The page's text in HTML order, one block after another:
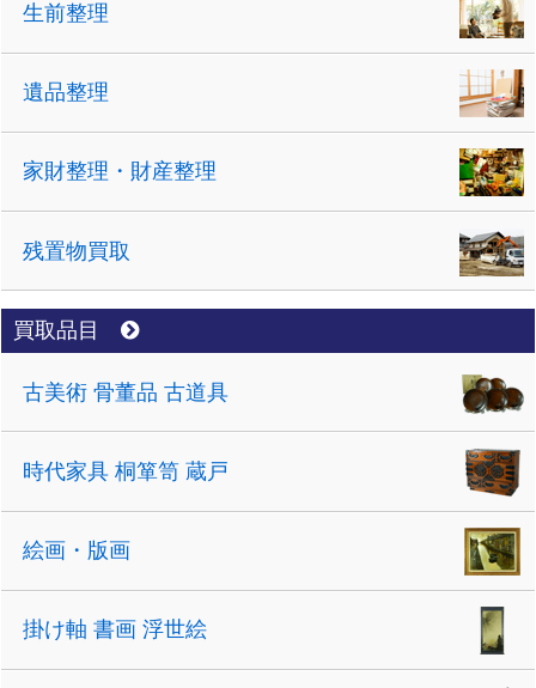
生前整理
遺品整理
家財整理・財産整理
残置物買取
買取品目
古美術 骨董品 古道具
時代家具 桐箪笥 蔵戸
絵画・版画
掛け軸 書画 浮世絵